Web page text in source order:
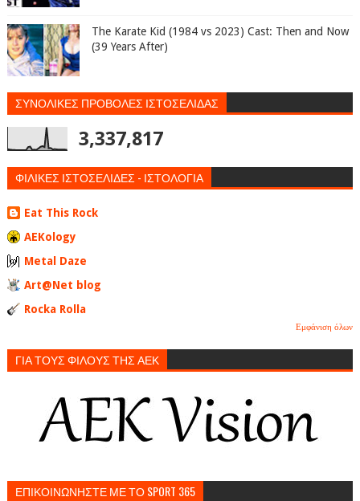
The Karate Kid (1984 vs 2023) Cast: Then and Now
(39 Years After)
ΣΥΝΟΛΙΚΕΣ ΠΡΟΒΟΛΕΣ ΙΣΤΟΣΕΛΙΔΑΣ
3,337,817
ΦΙΛΙΚΕΣ ΙΣΤΟΣΕΛΙΔΕΣ - ΙΣΤΟΛΟΓΙΑ
Eat This Rock
AEKology
Metal Daze
Art@Net blog
Rocka Rolla
Εμφάνιση όλων
ΓΙΑ ΤΟΥΣ ΦΙΛΟΥΣ ΤΗΣ ΑΕΚ
ΕΠΙΚΟΙΝΩΝΗΣΤΕ ΜΕ ΤΟ SPORT 365